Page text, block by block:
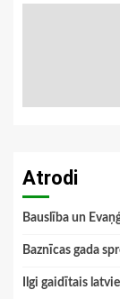
Atrodi
Bauslība un
Baznīcas gada
Ilgi gaidītais